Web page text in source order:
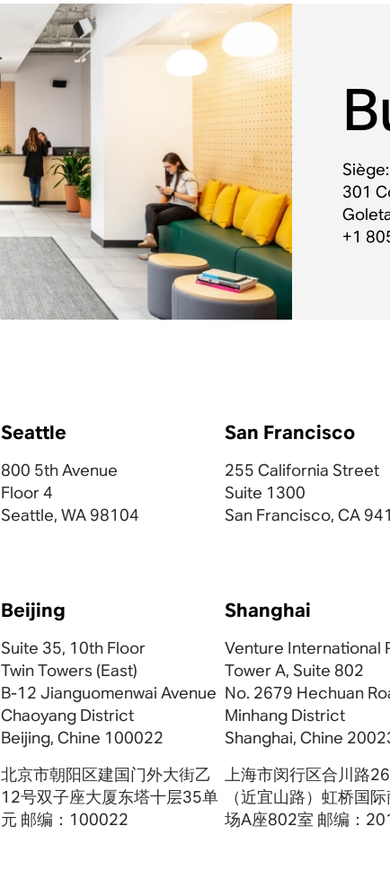
Siège:
301
+1
Seattle
800 5th Avenue
Floor 4
Seattle, WA 98104
San Francisco
255 California Street
Suite 1300
San Francisco, CA
Beijing
Suite 35, 10th Floor
Twin Towers (East)
B-12 Jianguomenwai Avenue
Chaoyang District
Beijing, Chine 100022
北京市朝阳区建国门外大街乙
12号双子座大厦东塔十层35单
元 邮编：100022
Shanghai
Venture International
Tower A, Suite 802
No. 2679 Hechuan
Minhang District
Shanghai, Chine
上海市闵行区合川路
（近宜山路）虹桥国
场A座802室 邮编：